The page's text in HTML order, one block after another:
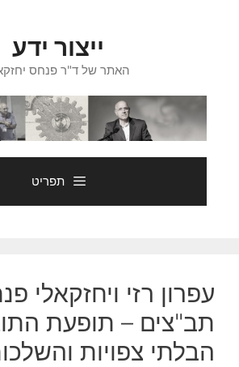
ייצור ידע
האתר של ד"ר פנחס
תפריט
עפרון רזי ויחזקאלי
תב"צים – תופעת
הבלתי צפויות